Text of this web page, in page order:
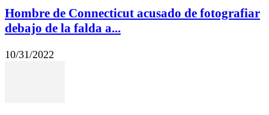
Hombre de Connecticut acusado de fotografiar
debajo de la falda a...
10/31/2022